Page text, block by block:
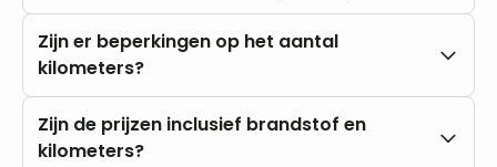
Zijn er beperkingen op het aantal
kilometers?
Nee, u rijdt altijd met onbeperkte kilometers.
Zijn de prijzen inclusief brandstof en
kilometers?